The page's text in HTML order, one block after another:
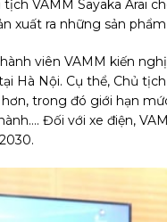
VAMM Sayaka Arai
xuất ra những sản
viên VAMM kiến
Hà Nội. Cụ thể, Chủ
trong đó giới hạn
Đối với xe điện,